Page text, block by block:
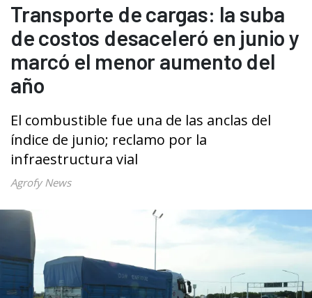
Transporte de cargas: la suba
de costos desaceleró en junio y
marcó el menor aumento del
año
El combustible fue una de las anclas del
índice de junio; reclamo por la
infraestructura vial
Agrofy News